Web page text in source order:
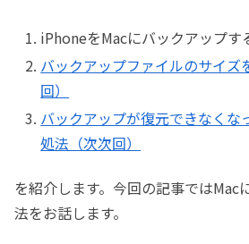
iPhoneをMacにバックアップす
バックアップファイルのサイズ
回）
バックアップが復元できなくな
処法（次次回）
を紹介します。今回の記事ではMac
法をお話します。